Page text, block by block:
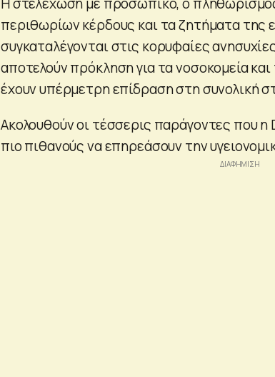
περιθωρίων κέρδους και τα ζητήματα της
συγκαταλέγονται στις κορυφαίες
αποτελούν πρόκληση για τα νοσοκομεία
έχουν υπέρμετρη επίδραση στη συνολική
Ακολουθούν οι τέσσερις παράγοντες που
πιο πιθανούς να επηρεάσουν την